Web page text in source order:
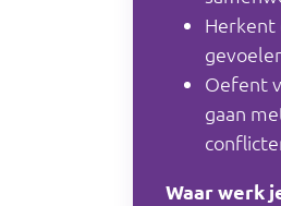
Herkent
Oefent
gaan
Waar werk